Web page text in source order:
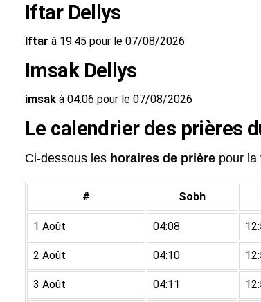
Iftar Dellys
Iftar à 19:45 pour le 07/08/2026
Imsak Dellys
imsak à 04:06 pour le 07/08/2026
Le calendrier des prières
Ci-dessous les horaires de prière pour la
# Sobh
1 Août 04:08
2 Août 04:10
3 Août 04:11